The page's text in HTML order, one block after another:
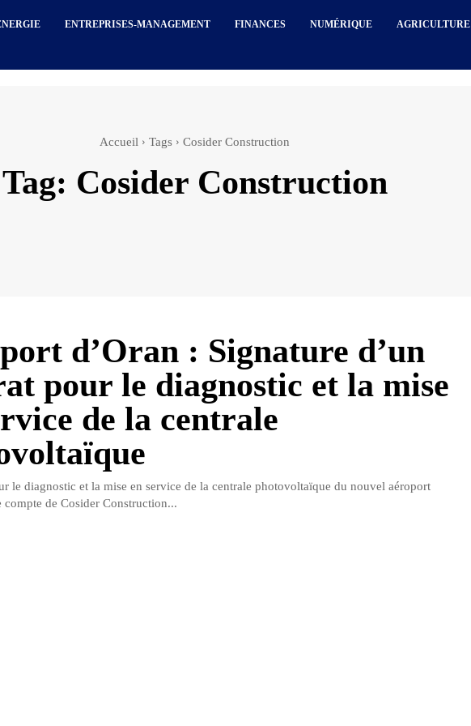
ENTREPRISES-MANAGEMENT FINANCES NUMÉRIQUE AGRICULTURE
Accueil Tags Cosider Construction
Tag: Cosider Construction
d’Oran : Signature d’un
pour le diagnostic et la mise
de la centrale
le diagnostic et la mise en service de la centrale photovoltaïque du nouvel aéroport
compte de Cosider Construction...